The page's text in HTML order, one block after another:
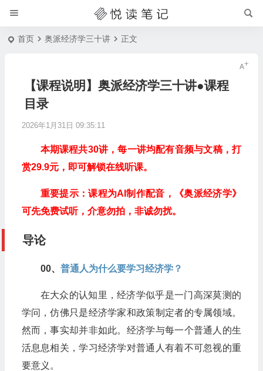
首页 奥派经济学三十讲 正文
【课程说明】奥派经济学三十讲●课程
目录
2026年1月31日 09:35:11
本期课程共30讲，每一讲均配有音频与文稿，打
赏29.9元，即可解锁在线听课。
重要提示：课程为AI制作配音，《奥派经济学》
可先免费试听，介意勿拍，非诚勿扰。
导论
00、 普通人为什么要学习经济学？
在大众的认知里，经济学似乎是一门高深莫测的
学问，仿佛只是经济学家和政策制定者的专属领域。
然而，事实却并非如此。经济学与每一个普通人的生
活息息相关，学习经济学对普通人有着不可忽视的重
要意义。